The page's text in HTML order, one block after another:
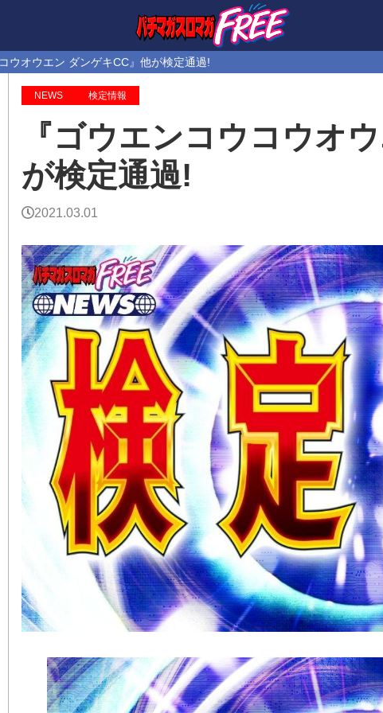
ウオウエン ダンゲキCC』他が検定通過!
NEWS 検定情報
『ゴウエンコウコウオ
が検定通過!
2021.03.01